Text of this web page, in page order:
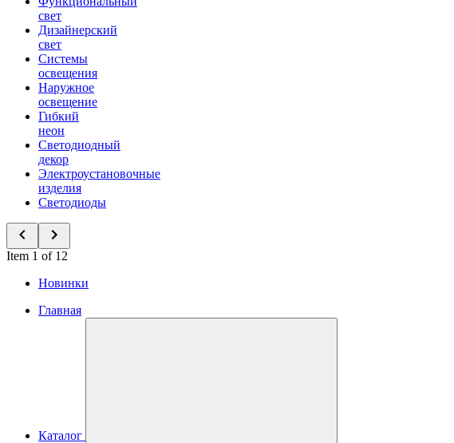
свет
Дизайнерский
свет
Системы
освещения
Наружное
освещение
Гибкий
неон
Светодиодный
декор
Электроустановочные
изделия
Светодиоды
Item 1 of 12
Новинки
Главная
Каталог